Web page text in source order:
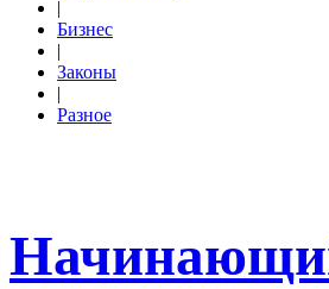
|
Бизнес
|
Законы
|
Разное